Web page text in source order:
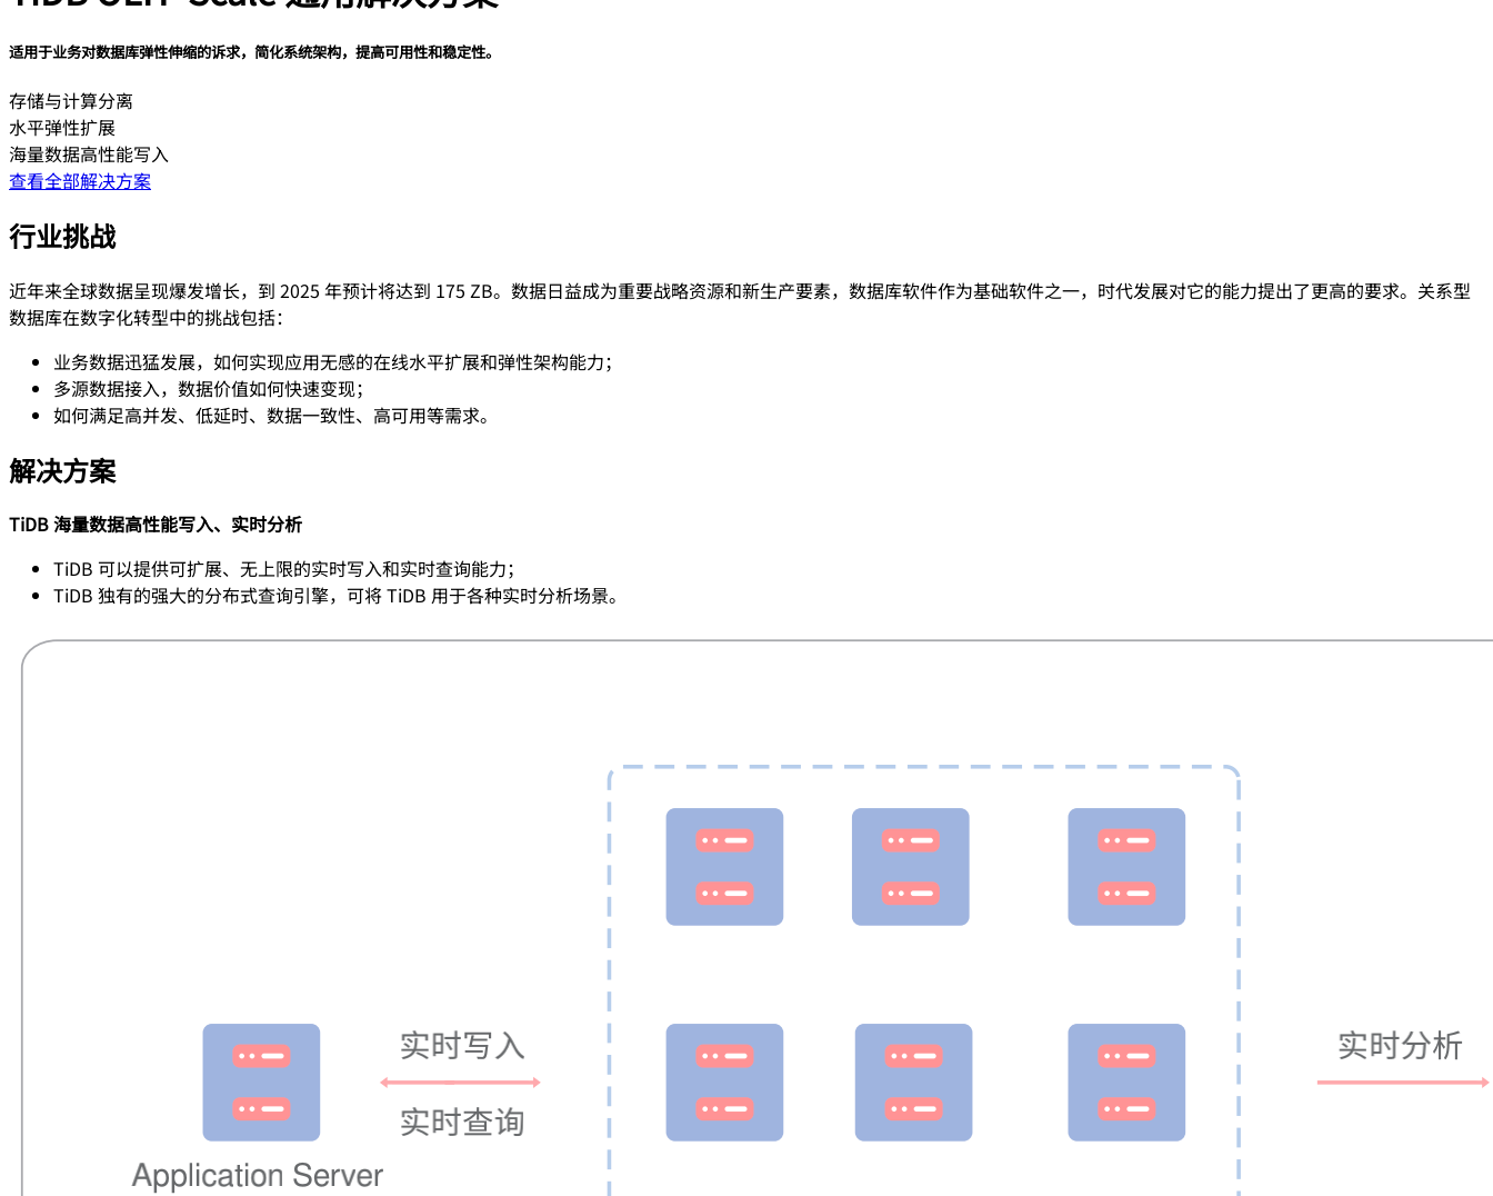
适用于业务对数据库弹性伸缩的诉求，简化系统架构，提高可用性和稳定性。
存储与计算分离
水平弹性扩展
海量数据高性能写入
查看全部解决方案
行业挑战
近年来全球数据呈现爆发增长，到 2025 年预计将达到 175 ZB。数据日益成为重要战略资源和新生产要素，数据库软件作为基础软件之一，时代发展对它的能力提出了更高的要求。关系型
数据库在数字化转型中的挑战包括：
业务数据迅猛发展，如何实现应用无感的在线水平扩展和弹性架构能力；
多源数据接入，数据价值如何快速变现；
如何满足高并发、低延时、数据一致性、高可用等需求。
解决方案
TiDB 海量数据高性能写入、实时分析
TiDB 可以提供可扩展、无上限的实时写入和实时查询能力；
TiDB 独有的强大的分布式查询引擎，可将 TiDB 用于各种实时分析场景。